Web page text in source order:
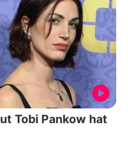
Tobi Pankow hat